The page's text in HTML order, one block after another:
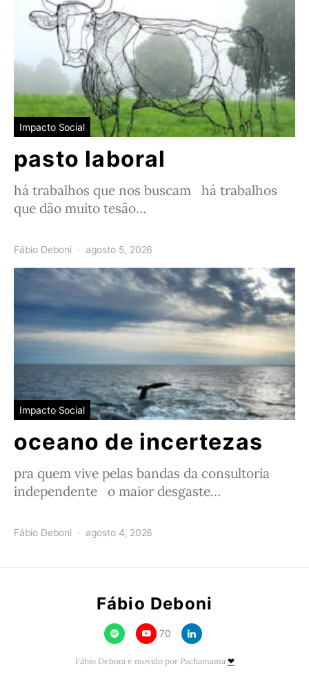
Impacto Social
pasto laboral
há trabalhos que nos buscam há trabalhos
que dão muito tesão…
Fábio Deboni agosto 5, 2026
Impacto Social
oceano de incertezas
pra quem vive pelas bandas da consultoria
independente o maior desgaste…
Fábio Deboni agosto 4, 2026
Fábio Deboni
70
Fábio Deboni é movido por Pachamama ❤